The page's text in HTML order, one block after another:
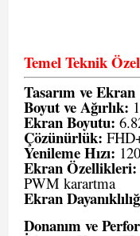
Temel
Tasarım ve Ekran
Boyut ve Ağırlık:
Ekran Boyutu:
Çözünürlük:
Yenileme Hızı:
Ekran Özellikleri:
PWM karartma
Ekran
Donanım ve